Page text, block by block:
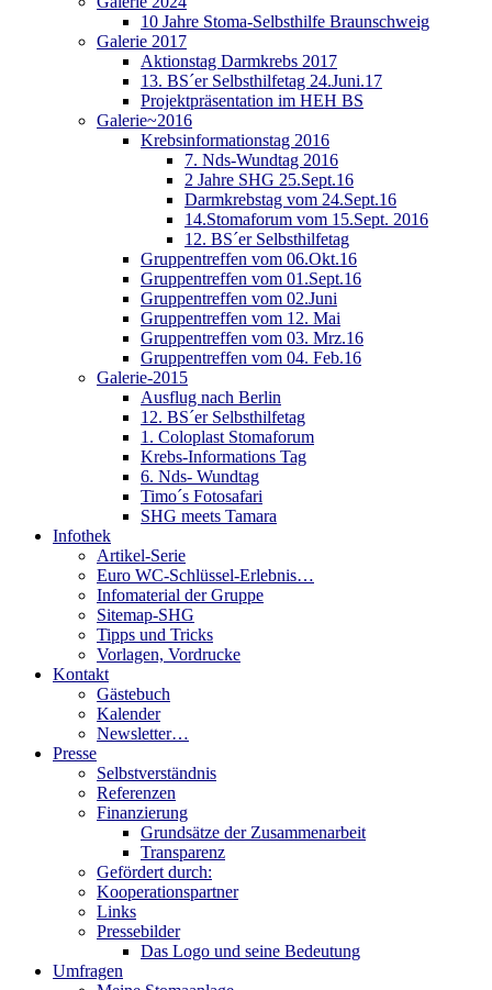
10 Jahre Stoma-Selbsthilfe Braunschweig
Galerie 2017
Aktionstag Darmkrebs 2017
13. BS´er Selbsthilfetag 24.Juni.17
Projektpräsentation im HEH BS
Galerie~2016
Krebsinformationstag 2016
7. Nds-Wundtag 2016
2 Jahre SHG 25.Sept.16
Darmkrebstag vom 24.Sept.16
14.Stomaforum vom 15.Sept. 2016
12. BS´er Selbsthilfetag
Gruppentreffen vom 06.Okt.16
Gruppentreffen vom 01.Sept.16
Gruppentreffen vom 02.Juni
Gruppentreffen vom 12. Mai
Gruppentreffen vom 03. Mrz.16
Gruppentreffen vom 04. Feb.16
Galerie-2015
Ausflug nach Berlin
12. BS´er Selbsthilfetag
1. Coloplast Stomaforum
Krebs-Informations Tag
6. Nds- Wundtag
Timo´s Fotosafari
SHG meets Tamara
Infothek
Artikel-Serie
Euro WC-Schlüssel-Erlebnis…
Infomaterial der Gruppe
Sitemap-SHG
Tipps und Tricks
Vorlagen, Vordrucke
Kontakt
Gästebuch
Kalender
Newsletter…
Presse
Selbstverständnis
Referenzen
Finanzierung
Grundsätze der Zusammenarbeit
Transparenz
Gefördert durch:
Kooperationspartner
Links
Pressebilder
Das Logo und seine Bedeutung
Umfragen